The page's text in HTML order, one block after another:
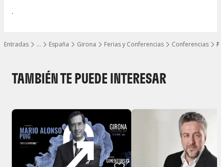
…
Mostrar todos los niveles
Entradas España Girona Ferias y Conferencias Conferencias
.
TAMBIÉN TE PUEDE INTERESAR